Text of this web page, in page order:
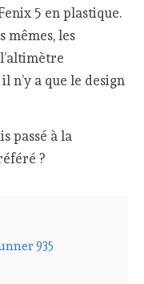
5 en plastique.
mêmes, les
n’y a que le design
passé à la
?
935